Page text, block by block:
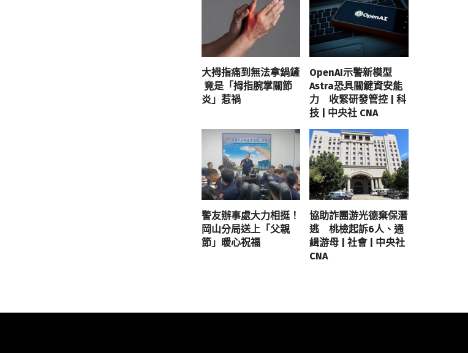
大拇指痛到無法拿鍋鏟
竟是「拇指腕掌關節
炎」惹禍
OpenAI示警新模型
Astra恐具關鍵資安能
力 收緊研發管控 | 科
技 | 中央社 CNA
警友辦事處大力相挺！
岡山分局送上「父親
節」暖心祝福
協助詐團游光德棄保潛
逃 桃檢起訴6人、通
緝游母 | 社會 | 中央社
CNA